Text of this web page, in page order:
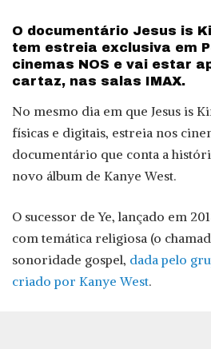
O documentário Jesus is
tem estreia exclusiva em
cinemas NOS e vai estar
cartaz, nas salas IMAX.
No mesmo dia em que Jesus is
físicas e digitais, estreia nos
documentário que conta a
novo álbum de Kanye West.
O sucessor de Ye, lançado em
com temática religiosa (o
sonoridade gospel, dada pelo
criado por Kanye West.